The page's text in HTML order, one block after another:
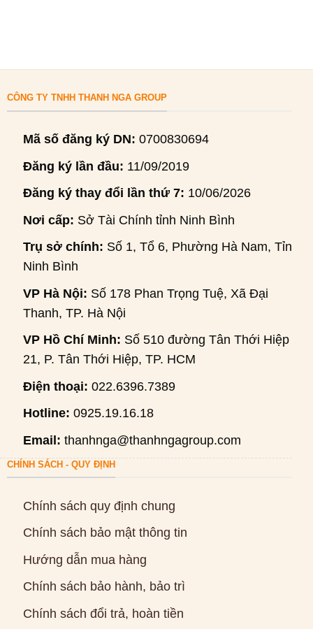
CÔNG TY TNHH THANH NGA GROUP
Mã số đăng ký DN: 0700830694
Đăng ký lần đầu: 11/09/2019
Đăng ký thay đổi lần thứ 7: 10/06/2026
Nơi cấp: Sở Tài Chính tỉnh Ninh Bình
Trụ sở chính: Số 1, Tổ 6, Phường Hà Nam, Tỉnh
Ninh Bình
VP Hà Nội: Số 178 Phan Trọng Tuệ, Xã Đại
Thanh, TP. Hà Nội
VP Hồ Chí Minh: Số 510 đường Tân Thới Hiệp
21, P. Tân Thới Hiệp, TP. HCM
Điện thoại: 022.6396.7389
Hotline: 0925.19.16.18
Email: thanhnga@thanhngagroup.com
CHÍNH SÁCH - QUY ĐỊNH
Chính sách quy định chung
Chính sách bảo mật thông tin
Hướng dẫn mua hàng
Chính sách bảo hành, bảo trì
Chính sách đổi trả, hoàn tiền